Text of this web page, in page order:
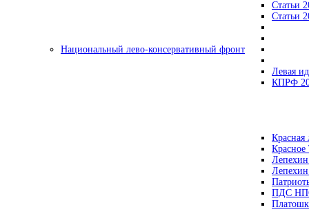
Статьи
Статьи
Национальный лево-консервативный фронт
Левая
КПРФ
Красная
ПДС